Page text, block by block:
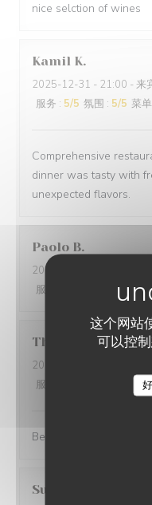
这个网站
可以控
nice selction of wines
Kamil K
2025-12-31 - 21:00 - 来
服务 : 5/5 氛围 : 5/5 菜单
Comprehensive
dinner was tasty with
unexpected flavors.
Paolo B
2025-12-29
服务
/5 菜单
Thomas
2025-12-31
服务
菜单
Best cuisine in old Nice.
Suraci